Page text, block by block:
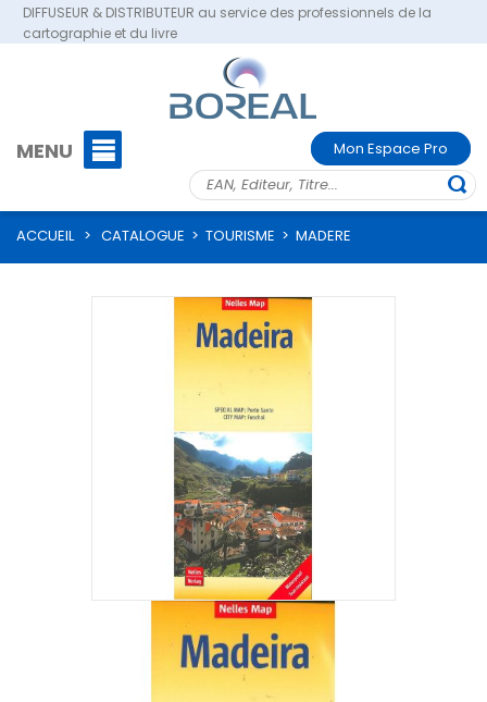
DIFFUSEUR & DISTRIBUTEUR au service des professionnels de la
cartographie et du livre
MENU Mon Espace Pro
ACCUEIL > CATALOGUE > TOURISME > MADERE